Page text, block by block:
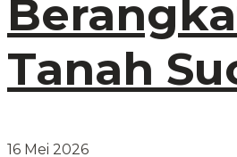
Tanah
16 Mei 2026